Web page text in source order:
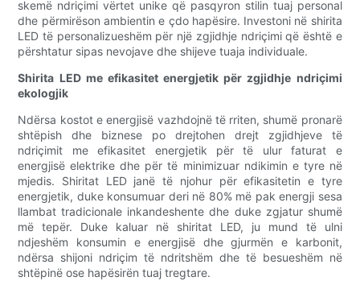
skemë ndriçimi vërtet unike që pasqyron stilin tuaj personal
dhe përmirëson ambientin e çdo hapësire. Investoni në shirita
LED të personalizueshëm për një zgjidhje ndriçimi që është e
përshtatur sipas nevojave dhe shijeve tuaja individuale.
Shirita LED me efikasitet energjetik për zgjidhje ndriçimi
ekologjik
Ndërsa kostot e energjisë vazhdojnë të rriten, shumë pronarë
shtëpish dhe biznese po drejtohen drejt zgjidhjeve të
ndriçimit me efikasitet energjetik për të ulur faturat e
energjisë elektrike dhe për të minimizuar ndikimin e tyre në
mjedis. Shiritat LED janë të njohur për efikasitetin e tyre
energjetik, duke konsumuar deri në 80% më pak energji sesa
llambat tradicionale inkandeshente dhe duke zgjatur shumë
më tepër. Duke kaluar në shiritat LED, ju mund të ulni
ndjeshëm konsumin e energjisë dhe gjurmën e karbonit,
ndërsa shijoni ndriçim të ndritshëm dhe të besueshëm në
shtëpinë ose hapësirën tuaj tregtare.